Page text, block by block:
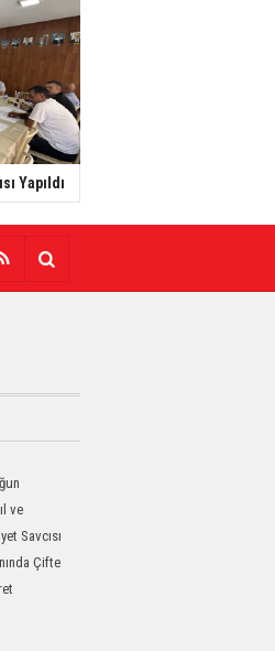
Yapıldı
ve
Savcısı
Çifte